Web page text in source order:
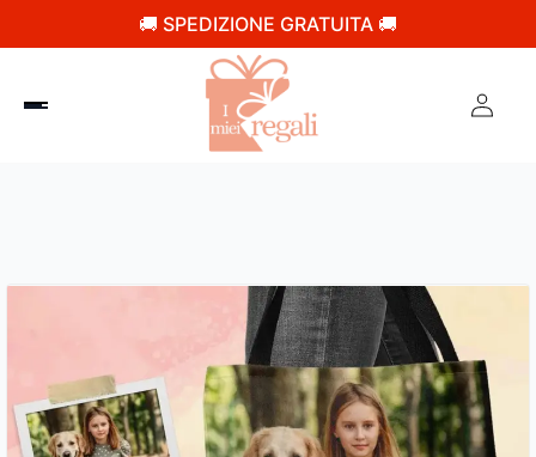
🚚 SPEDIZIONE GRATUITA 🚚